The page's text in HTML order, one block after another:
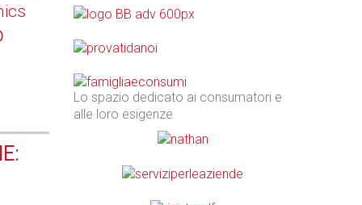
Lo spazio dedicato ai consumatori e
alle loro esigenze